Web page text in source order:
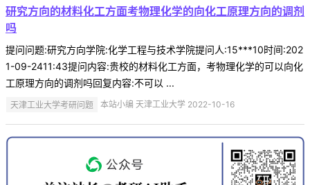
研究方向的材料化工方面考物理化学的向化工原理方向的调剂
吗
提问问题:研究方向学院:化学工程与技术学院提问人:15***10时间:202
1-09-2411:43提问内容:贵校的材料化工方面，考物理化学的可以向化
工原理方向的调剂吗回复内容:不可以 ...
天津工业大学考研问题 本站小编 天津工业大学 2022-10-16